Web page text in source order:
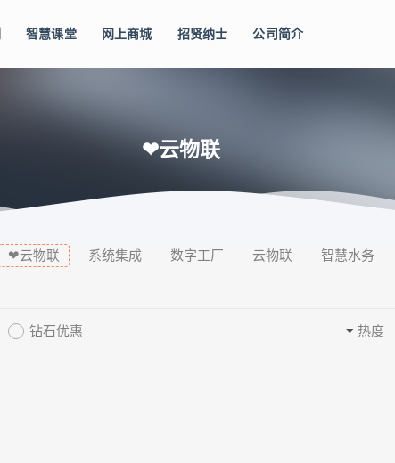
智慧课堂 网上商城 招贤纳士 公司简介
❤云物联
❤云物联 系统集成 数字工厂 云物联 智慧水务
钻石优惠 热度